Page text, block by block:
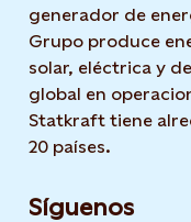
generador de
Grupo produce
solar, eléctrica y
global en
Statkraft tiene
20 países.
Síguenos